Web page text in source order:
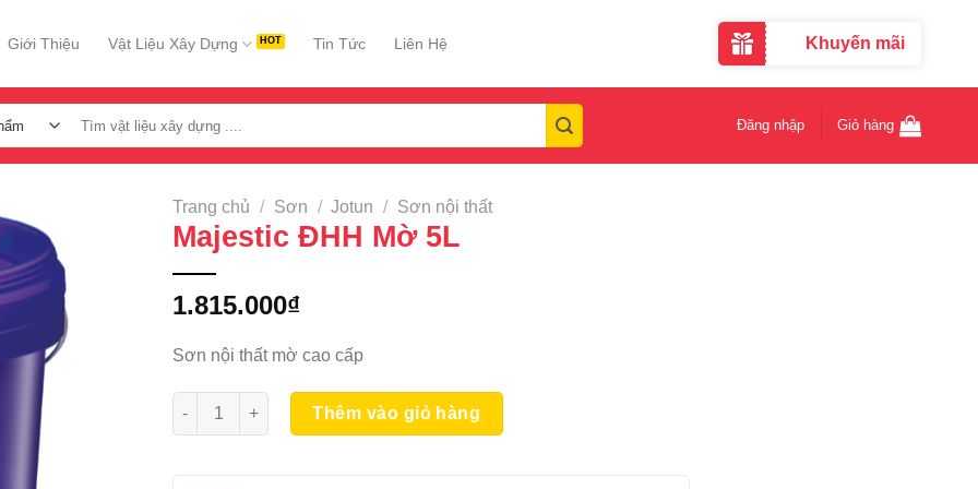
Giới Thiệu Vật Liệu Xây Dựng Tin Tức Liên Hệ Khuyến mãi
kiếm:
Đăng nhập Giỏ hàng
Trang chủ / Sơn / Jotun / Sơn nội thất
Majestic ĐHH Mờ 5L
1.815.000₫
Sơn nội thất mờ cao cấp
Majestic ĐHH Mờ 5L số lượng
Thêm vào giỏ hàng